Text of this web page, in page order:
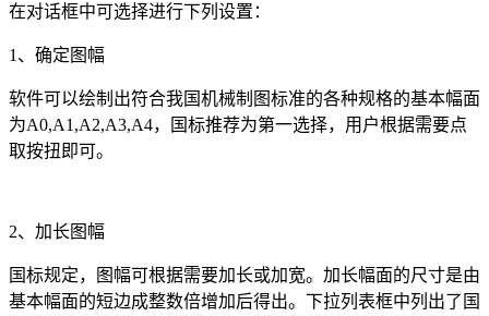
在对话框中可选择进行下列设置：
1、确定图幅
软件可以绘制出符合我国机械制图标准的各种规格的基本幅面
为A0,A1,A2,A3,A4，国标推荐为第一选择，用户根据需要点
取按扭即可。
2、加长图幅
国标规定，图幅可根据需要加长或加宽。加长幅面的尺寸是由
基本幅面的短边成整数倍增加后得出。下拉列表框中列出了国